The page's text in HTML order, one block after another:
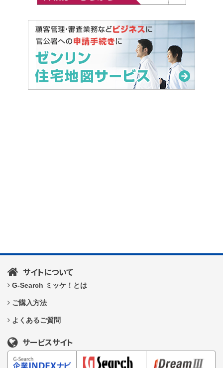
サイトについて
G-Search ミッケ！とは
ご購入方法
よくあるご質問
サービスサイト